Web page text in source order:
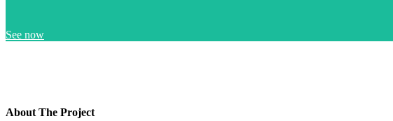
See now
About The Project